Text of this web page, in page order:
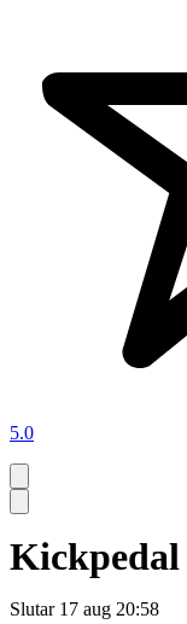
5.0
Slutar 17 aug 20:58